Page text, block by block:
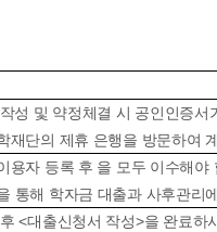
성 및 약정체결 시 공인인증서
재단의 제휴 은행을 방문하여
용자 등록 후 을 모두 이수해야
통해 학자금 대출과 사후관리
후<대출신청서 작성>을 완료하